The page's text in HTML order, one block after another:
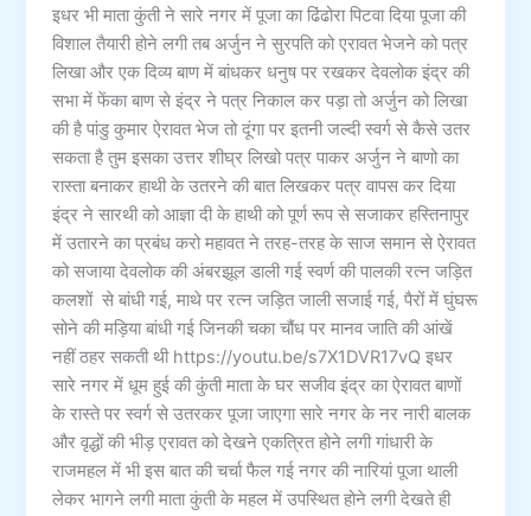
इधर भी माता कुंती ने सारे नगर में पूजा का ढिंढोरा पिटवा दिया पूजा की
विशाल तैयारी होने लगी तब अर्जुन ने सुरपति को एरावत भेजने को पत्र
लिखा और एक दिव्य बाण में बांधकर धनुष पर रखकर देवलोक इंद्र की
सभा में फेंका बाण से इंद्र ने पत्र निकाल कर पड़ा तो अर्जुन को लिखा
की है पांडु कुमार ऐरावत भेज तो दूंगा पर इतनी जल्दी स्वर्ग से कैसे उतर
सकता है तुम इसका उत्तर शीघ्र लिखो पत्र पाकर अर्जुन ने बाणो का
रास्ता बनाकर हाथी के उतरने की बात लिखकर पत्र वापस कर दिया
इंद्र ने सारथी को आज्ञा दी के हाथी को पूर्ण रूप से सजाकर हस्तिनापुर
में उतारने का प्रबंध करो महावत ने तरह-तरह के साज समान से ऐरावत
को सजाया देवलोक की अंबरझूल डाली गई स्वर्ण की पालकी रत्न जड़ित
कलशों से बांधी गई, माथे पर रत्न जड़ित जाली सजाई गई, पैरों में घुंघरू
सोने की मड़िया बांधी गई जिनकी चका चौंध पर मानव जाति की आंखें
नहीं ठहर सकती थी https://youtu.be/s7X1DVR17vQ इधर
सारे नगर में धूम हुई की कुंती माता के घर सजीव इंद्र का ऐरावत बाणों
के रास्ते पर स्वर्ग से उतरकर पूजा जाएगा सारे नगर के नर नारी बालक
और वृद्धों की भीड़ एरावत को देखने एकत्रित होने लगी गांधारी के
राजमहल में भी इस बात की चर्चा फैल गई नगर की नारियां पूजा थाली
लेकर भागने लगी माता कुंती के महल में उपस्थित होने लगी देखते ही